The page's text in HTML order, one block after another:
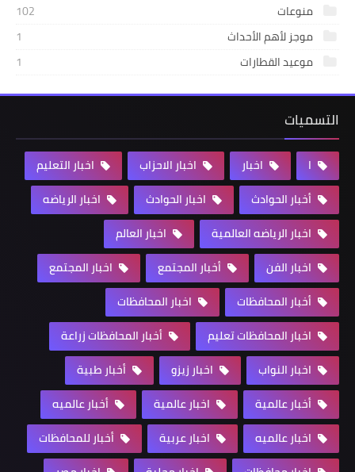
منوعات
102
موجز لأهم الأحداث
1
موعيد القطارات
1
التسميات
ا اخبار اخبار الاحزاب
اخبار التعليم
أخبار الحوادث
اخبار الحوادث
اخبار الرياضه
اخبار الرياضه العالمية
اخبار العالم
اخبار الفن
أخبار المجتمع
اخبار المجتمع
أخبار المحافظات
اخبار المحافظات
اخبار المحافظات تعليم
أخبار المحافظات زراعة
اخبار النواب
اخبار زيزو
أخبار طبية
أخبار عالمية
اخبار عالمية
أخبار عالميه
اخبار عالميه
اخبار عربية
أخبار للمحافظات